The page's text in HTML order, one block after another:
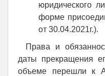
юридического
форме
от 30.04.2021г.).
Права и
даты прекращения
объеме перешли к